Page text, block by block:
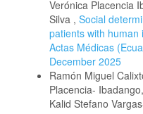
Verónica Placencia
Silva , Social
patients with human
Actas Médicas
December 2025
Ramón Miguel
Placencia-
Kalid Stefano